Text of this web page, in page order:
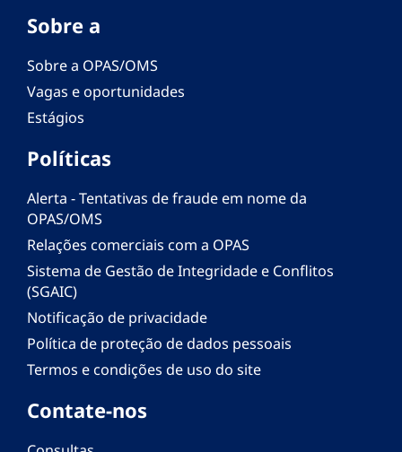
Sobre a
Sobre a OPAS/OMS
Vagas e oportunidades
Estágios
Políticas
Alerta - Tentativas de fraude em nome da
OPAS/OMS
Relações comerciais com a OPAS
Sistema de Gestão de Integridade e Conflitos
(SGAIC)
Notificação de privacidade
Política de proteção de dados pessoais
Termos e condições de uso do site
Contate-nos